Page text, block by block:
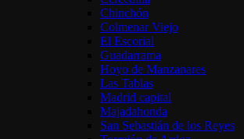
Chinchón
Colmenar Viejo
El Escorial
Guadarrama
Hoyo de Manzanares
Las Tablas
Madrid capital
Majadahonda
San Sebastián de los Reyes